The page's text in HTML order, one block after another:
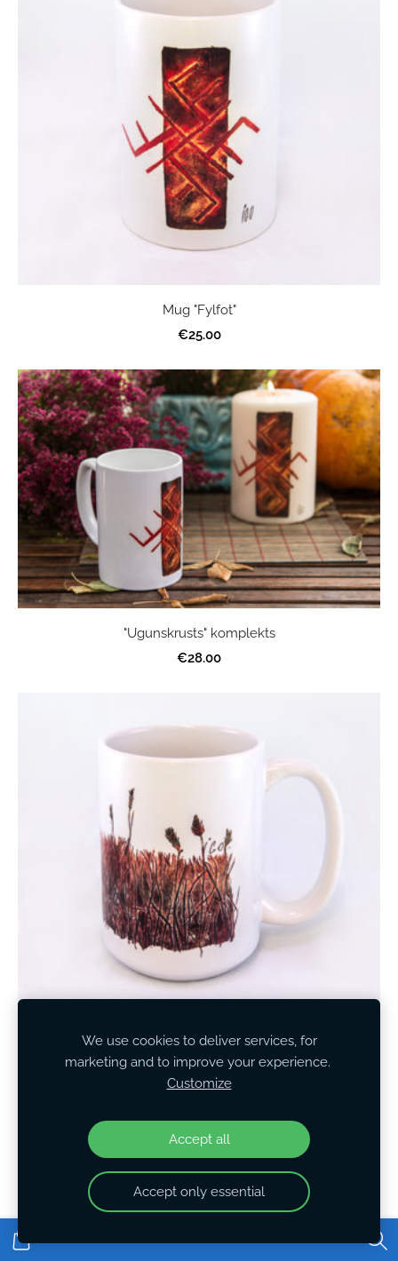
Mug "Fylfot"
€25.00
"Ugunskrusts" komplekts
€28.00
Mug "The Apparent Silence"
€25.00
We use cookies to deliver services, for
marketing and to improve your experience.
Customize
Accept all
Accept only essential